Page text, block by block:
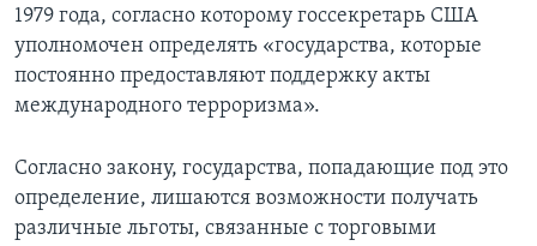
1979 года, согласно которому госсекретарь США
уполномочен определять «государства, которые
постоянно предоставляют поддержку акты
международного терроризма».
Согласно закону, государства, попадающие под это
определение, лишаются возможности получать
различные льготы, связанные с торговыми